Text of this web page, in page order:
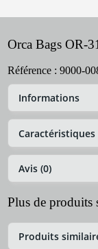
Orca Bags OR-
Référence : 9000-
Informations
Caractéristiques
Avis (0)
Plus de produits
Produits